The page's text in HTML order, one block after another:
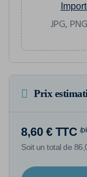
JPG,
Prix
8,60 € TTC /
Soit un total de